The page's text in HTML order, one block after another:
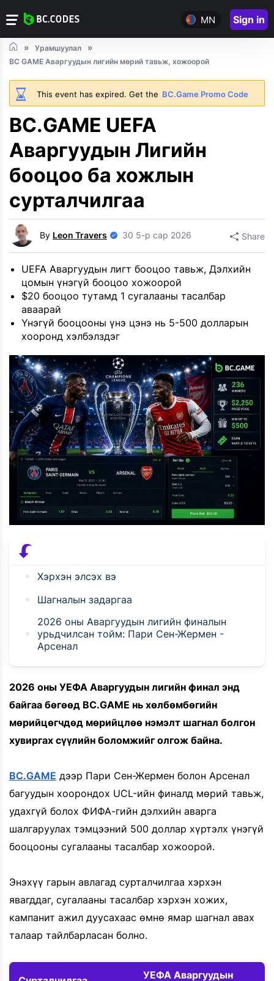
MN Sign in
Урамшуулал
BC GAME Аваргуудын лигийн мөрий тавьж, хожоорой
This event has expired. Get the BC.Game Promo Code
BC.GAME UEFA
Аваргуудын Лигийн
бооцоо ба хожлын
сурталчилгаа
By Leon Travers 30 5-р сар 2026 Share
UEFA Аваргуудын лигт бооцоо тавьж, Дэлхийн
цомын үнэгүй бооцоо хожоорой
$20 бооцоо тутамд 1 сугалааны тасалбар
аваарай
Үнэгүй бооцооны үнэ цэнэ нь 5-500 долларын
хооронд хэлбэлздэг
Хэрхэн элсэх вэ
Шагналын задаргаа
2026 оны Аваргуудын лигийн финалын
урьдчилсан тойм: Пари Сен-Жермен -
Арсенал
2026 оны УЕФА Аваргуудын лигийн финал энд
байгаа бөгөөд BC.GAME нь хөлбөмбөгийн
мөрийцөгчдөд мөрийцлөө нэмэлт шагнал болгон
хувиргах сүүлийн боломжийг олгож байна.
BC.GAME дээр Пари Сен-Жермен болон Арсенал
багуудын хоорондох UCL-ийн финалд мөрий тавьж,
удахгүй болох ФИФА-гийн дэлхийн аварга
шалгаруулах тэмцээний 500 доллар хүртэлх үнэгүй
бооцооны сугалааны тасалбар хожоорой.
Энэхүү гарын авлагад сурталчилгаа хэрхэн
явагддаг, сугалааны тасалбар хэрхэн хожих,
кампанит ажил дуусахаас өмнө ямар шагнал авах
талаар тайлбарласан болно.
УЕФА Аваргуудын